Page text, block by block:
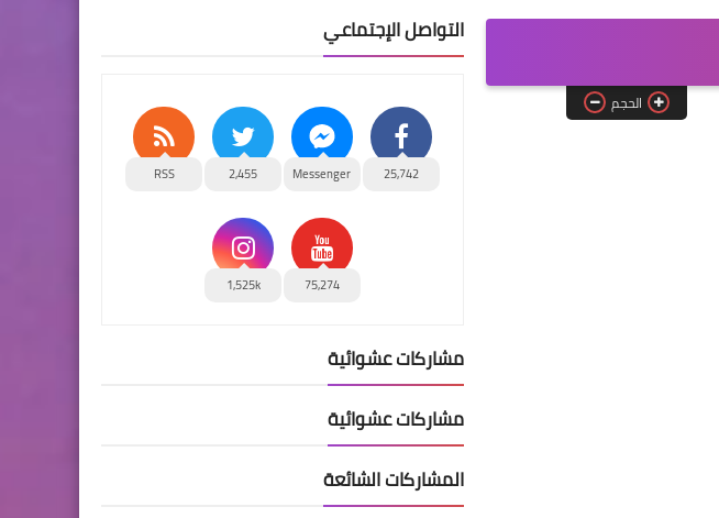
الحجم
التواصل الإجتماعي
25,742
Messenger
2,455
RSS
75,274
1,525k
مشاركات عشوائية
مشاركات عشوائية
المشاركات الشائعة